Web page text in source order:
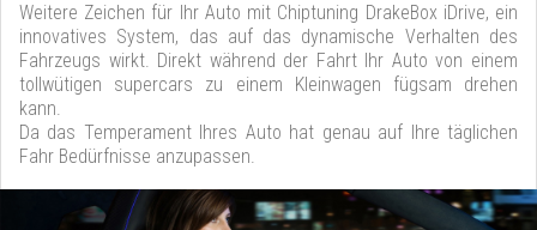
Weitere Zeichen für Ihr Auto mit Chiptuning DrakeBox iDrive, ein
innovatives System, das auf das dynamische Verhalten des
Fahrzeugs wirkt. Direkt während der Fahrt Ihr Auto von einem
tollwütigen supercars zu einem Kleinwagen fügsam drehen
kann.
Da das Temperament Ihres Auto hat genau auf Ihre täglichen
Fahr Bedürfnisse anzupassen.